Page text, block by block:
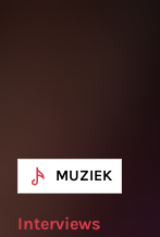
MUZIEK
Interviews